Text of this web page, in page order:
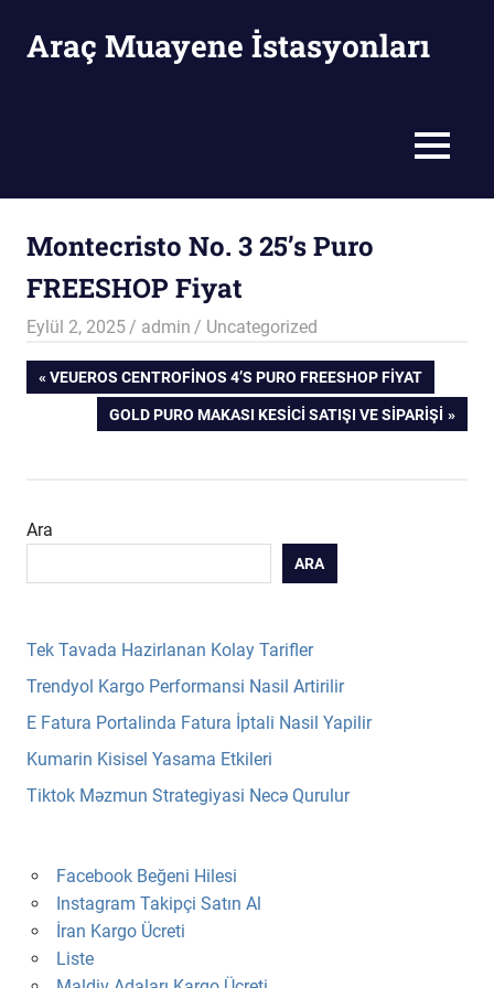
Araç Muayene İstasyonları
MENU
Montecristo No. 3 25’s Puro
FREESHOP Fiyat
Eylül 2, 2025 admin Uncategorized
Yazı
gezinmesi
PREVIOUS
VEUEROS CENTROFINOS 4’S PURO FREESHOP FIYAT
NEXT
POST:
GOLD PURO MAKASI KESICI SATIŞI VE SIPARIŞI
Ara
ARA
Tek Tavada Hazirlanan Kolay Tarifler
Trendyol Kargo Performansi Nasil Artirilir
E Fatura Portalinda Fatura İptali Nasil Yapilir
Kumarin Kisisel Yasama Etkileri
Tiktok Məzmun Strategiyasi Necə Qurulur
Facebook Beğeni Hilesi
Instagram Takipçi Satın Al
İran Kargo Ücreti
Liste